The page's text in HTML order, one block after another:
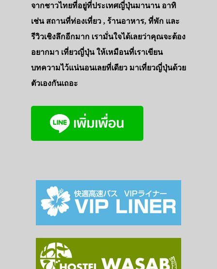
จากชาวไทยที่อยู่ที่ประเทศญี่ปุ่นมานาน อาทิ
เช่น สถานที่ท่องเที่ยว , ร้านอาหาร, ที่พัก และ
รีวิวเชิงลึกอีกมาก เรามั่นใจได้เลยว่าคุณจะต้อง
อยากมา เที่ยวญี่ปุ่น ให้เหมือนที่เราเขียน
บทความไว้แน่นอนเลยที่เดียว มาเที่ยวญี่ปุ่นด้วย
ตัวเองกันเถอะ